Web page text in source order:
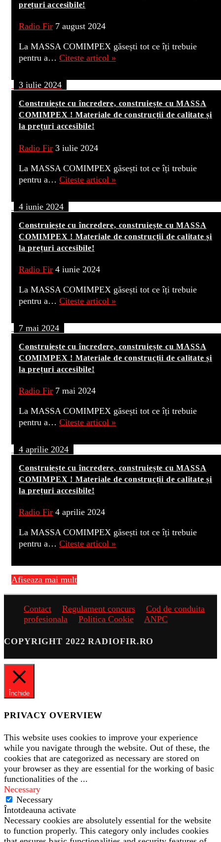
prețuri accesibile!
Radio Fir 7 august 2024
La MASSA COMIMPEX găsești tot ce îți trebuie
pentru a… Citeste articol »
3 iulie 2024
Construiește cu încredere, construiește cu MASSA
COMIMPEX ! Materiale de construcții de calitate și
la prețuri accesibile!
Radio Fir 3 iulie 2024
La MASSA COMIMPEX găsești tot ce îți trebuie
pentru a… Citeste articol »
4 iunie 2024
Construiește cu încredere, construiește cu MASSA
COMIMPEX ! Materiale de construcții de calitate și
la prețuri accesibile!
Radio Fir 4 iunie 2024
La MASSA COMIMPEX găsești tot ce îți trebuie
pentru a… Citeste articol »
7 mai 2024
Construiește cu încredere, construiește cu MASSA
COMIMPEX ! Materiale de construcții de calitate și
la prețuri accesibile!
Radio Fir 7 mai 2024
La MASSA COMIMPEX găsești tot ce îți trebuie
pentru a… Citeste articol »
4 aprilie 2024
Construiește cu încredere, construiește cu MASSA
COMIMPEX ! Materiale de construcții de calitate și
la prețuri accesibile!
Radio Fir 4 aprilie 2024
La MASSA COMIMPEX găsești tot ce îți trebuie
pentru a… Citeste articol »
Afiseaza mai mult
Contact Regulament concurs
Cod de conduita
profesionala
Politica Cookie ANPC
COPYRIGHT 2022 RADIOFIR.RO
Închide
PRIVACY OVERVIEW
This website uses cookies to improve your experience
while you navigate through the website. Out of these, the
cookies that are categorized as necessary are stored on
your browser as they are essential for the working of basic
functionalities of the ...
Necessary
Necessary
Întotdeauna activate
Necessary cookies are absolutely essential for the website
to function properly. This category only includes cookies